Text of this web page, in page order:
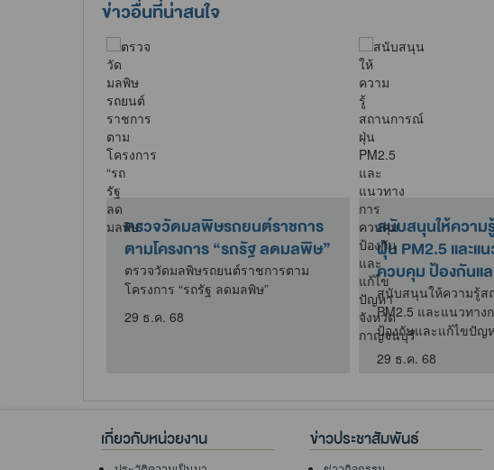
ข่าวอื่นที่น่าสนใจ
ตรวจวัดมลพิษรถยนต์ราชการ
ตามโครงการ “รถรัฐ ลดมลพิษ”
ตรวจวัดมลพิษรถยนต์ราชการตาม
โครงการ “รถรัฐ ลดมลพิษ”
29 ธ.ค. 68
สนับสนุนให้ควา
ฝุ่น PM2.5 และแ
ควบคุม ป้องกันแล
สนับสนุนให้ความรู้ส
PM2.5 และแนวทาง
ป้องกันและแก้ไขปัญ
29 ธ.ค. 68
เกี่ยวกับหน่วยงาน ข่าวประชาสัมพันธ์